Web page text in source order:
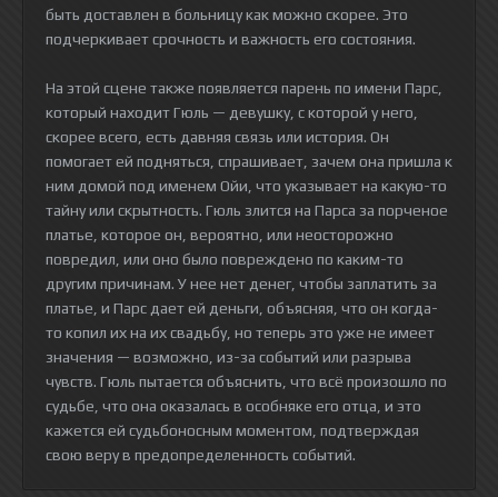
быть доставлен в больницу как можно скорее. Это
подчеркивает срочность и важность его состояния.
На этой сцене также появляется парень по имени Парс,
который находит Гюль — девушку, с которой у него,
скорее всего, есть давняя связь или история. Он
помогает ей подняться, спрашивает, зачем она пришла к
ним домой под именем Ойи, что указывает на какую-то
тайну или скрытность. Гюль злится на Парса за порченое
платье, которое он, вероятно, или неосторожно
повредил, или оно было повреждено по каким-то
другим причинам. У нее нет денег, чтобы заплатить за
платье, и Парс дает ей деньги, объясняя, что он когда-
то копил их на их свадьбу, но теперь это уже не имеет
значения — возможно, из-за событий или разрыва
чувств. Гюль пытается объяснить, что всё произошло по
судьбе, что она оказалась в особняке его отца, и это
кажется ей судьбоносным моментом, подтверждая
свою веру в предопределенность событий.